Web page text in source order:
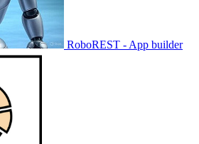
RoboREST - App builder